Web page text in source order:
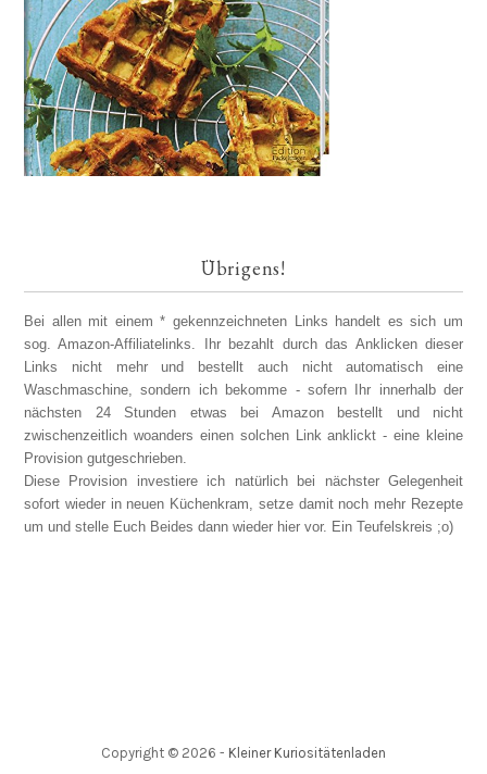
Übrigens!
Bei allen mit einem * gekennzeichneten Links handelt es sich um
sog. Amazon-Affiliatelinks. Ihr bezahlt durch das Anklicken dieser
Links nicht mehr und bestellt auch nicht automatisch eine
Waschmaschine, sondern ich bekomme - sofern Ihr innerhalb der
nächsten 24 Stunden etwas bei Amazon bestellt und nicht
zwischenzeitlich woanders einen solchen Link anklickt - eine kleine
Provision gutgeschrieben.
Diese Provision investiere ich natürlich bei nächster Gelegenheit
sofort wieder in neuen Küchenkram, setze damit noch mehr Rezepte
um und stelle Euch Beides dann wieder hier vor. Ein Teufelskreis ;o)
Copyright © 2026 - Kleiner Kuriositätenladen